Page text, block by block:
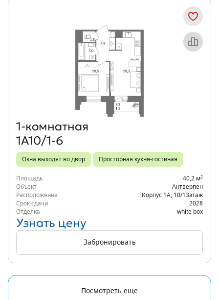
Объект месяца
1‑комнатная
1А10/1-6
Окна выходят во двор Просторная кухня-гостиная
Площадь 40,2 м2
Объект
Антверпен
Расположение
Корпус 1А 10/13этаж
Срок сдачи
2028
Отделка
white box
Узнать цену
Забронировать
Посмотреть еще